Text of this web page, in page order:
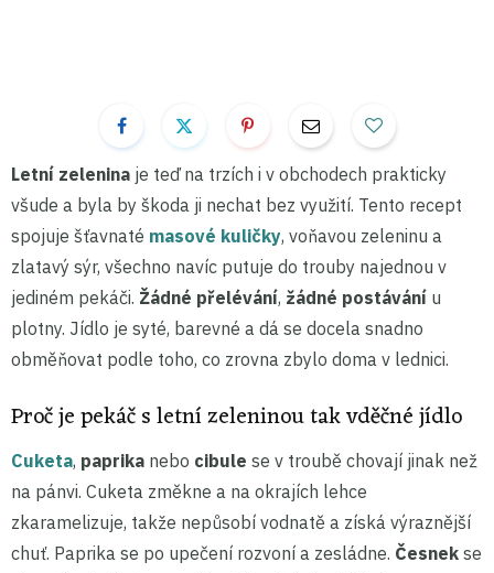
Letní zelenina je teď na trzích i v obchodech prakticky
všude a byla by škoda ji nechat bez využití. Tento recept
spojuje šťavnaté masové kuličky, voňavou zeleninu a
zlatavý sýr, všechno navíc putuje do trouby najednou v
jediném pekáči. Žádné přelévání, žádné postávání u
plotny. Jídlo je syté, barevné a dá se docela snadno
obměňovat podle toho, co zrovna zbylo doma v lednici.
Proč je pekáč s letní zeleninou tak vděčné jídlo
Cuketa, paprika nebo cibule se v troubě chovají jinak než
na pánvi. Cuketa změkne a na okrajích lehce
zkaramelizuje, takže nepůsobí vodnatě a získá výraznější
chuť. Paprika se po upečení rozvoní a zesládne. Česnek se